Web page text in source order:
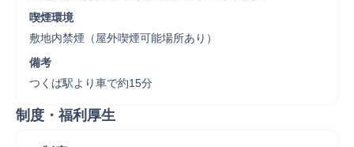
喫煙環境
敷地内禁煙（屋外喫煙可能場所あり）
備考
つくば駅より車で約15分
制度・福利厚生